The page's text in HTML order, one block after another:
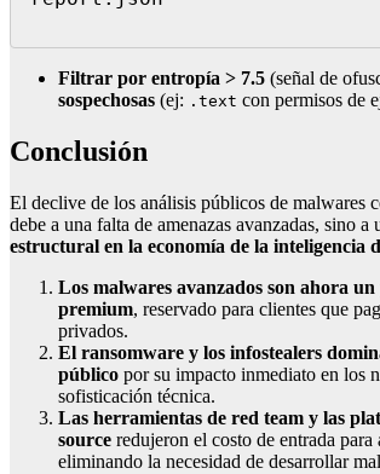
Filtrar por entropía > 7.5 (señal de
sospechosas (ej: .text con permisos de
Conclusión
El declive de los análisis públicos de malwares
debe a una falta de amenazas avanzadas, sino a
estructural en la economía de la inteligencia
Los malwares avanzados son ahora
premium, reservado para clientes que
privados.
El ransomware y los infostealers
público por su impacto inmediato en los
sofisticación técnica.
Las herramientas de red team y las
source redujeron el costo de entrada para
eliminando la necesidad de desarrollar